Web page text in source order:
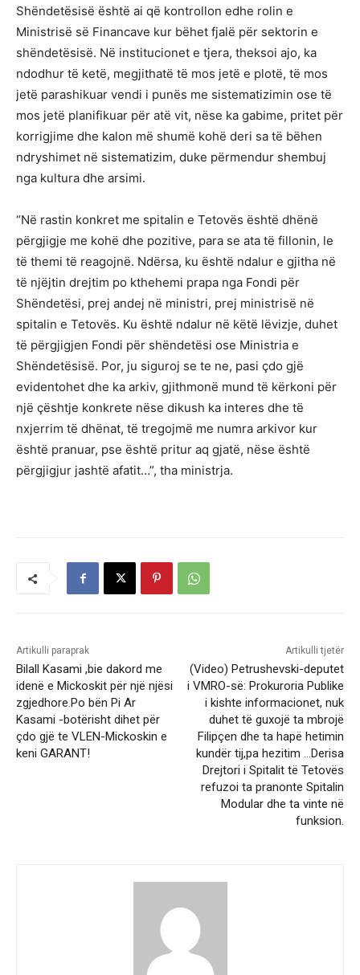
Shëndetësisë është ai që kontrollon edhe rolin e
Ministrisë së Financave kur bëhet fjalë për sektorin e
shëndetësisë. Në institucionet e tjera, theksoi ajo, ka
ndodhur të ketë, megjithatë të mos jetë e plotë, të mos
jetë parashikuar vendi i punës me sistematizimin ose të
mos jetë planifikuar për atë vit, nëse ka gabime, pritet për
korrigjime dhe kalon më shumë kohë deri sa të bëhen
ndryshimet në sistematizim, duke përmendur shembuj
nga kultura dhe arsimi.
“Në rastin konkret me spitalin e Tetovës është dhënë
përgjigje me kohë dhe pozitive, para se ata të fillonin, le
të themi të reagojnë. Ndërsa, ku është ndalur e gjitha në
të njëjtin drejtim po kthehemi prapa nga Fondi për
Shëndetësi, prej andej në ministri, prej ministrisë në
spitalin e Tetovës. Ku është ndalur në këtë lëvizje, duhet
të përgjigjen Fondi për shëndetësi ose Ministria e
Shëndetësisë. Por, ju siguroj se te ne, pasi çdo gjë
evidentohet dhe ka arkiv, gjithmonë mund të kërkoni për
një çështje konkrete nëse dikush ka interes dhe të
nxjerrim të dhënat, të tregojmë me numra arkivor kur
është pranuar, pse është pritur aq gjatë, nëse është
përgjigjur jashtë afatit…”, tha ministrja.
Artikulli paraprak
Bilall Kasami ,bie dakord me
idenë e Mickoskit për një njësi
zgjedhore.Po bën Pi Ar
Kasami -botërisht dihet për
çdo gjë te VLEN-Mickoskin e
keni GARANT!
Artikulli tjetër
(Video) Petrushevski-deputet
i VMRO-së: Prokuroria Publike
i kishte informacionet, nuk
duhet të guxojë ta mbrojë
Filipçen dhe ta hapë hetimin
kundër tij,pa hezitim …Derisa
Drejtori i Spitalit të Tetovës
refuzoi ta pranonte Spitalin
Modular dhe ta vinte në
funksion.